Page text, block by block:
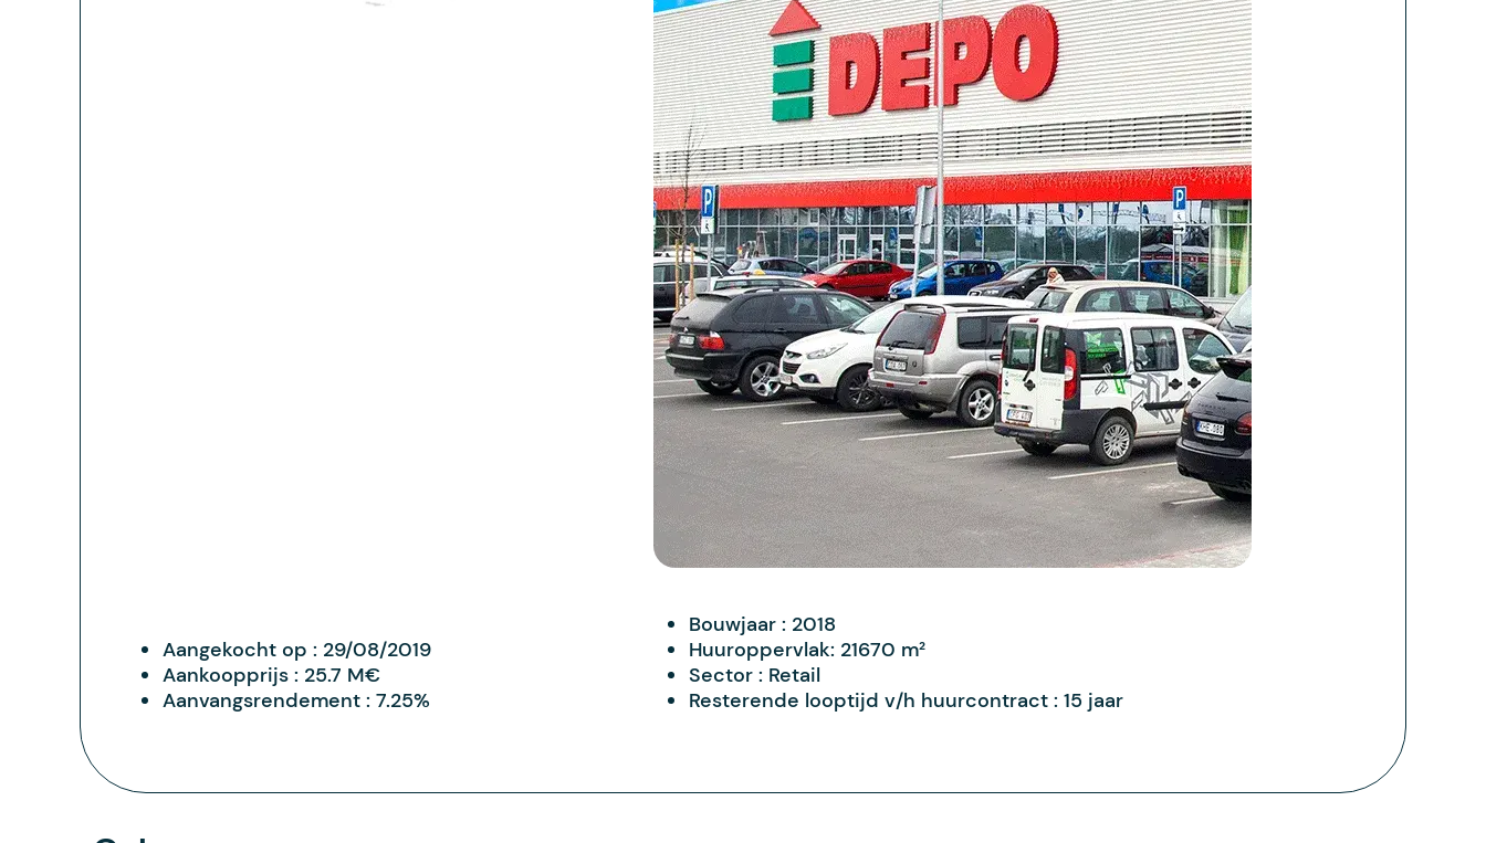
Aangekocht op : 29/08/2019
Aankoopprijs : 25.7 M€
Aanvangsrendement :7.25%
Bouwjaar : 2018
Huuroppervlak: 21670 m²
Sector : Retail
Resterende looptijd v/h huurcontract :15 jaar